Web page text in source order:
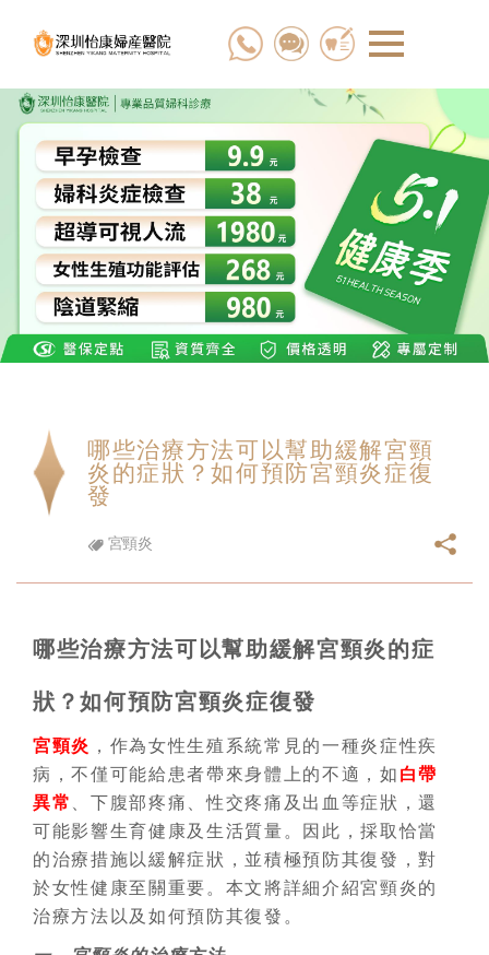
哪些治療方法可以幫助緩解宮頸
炎的症狀？如何預防宮頸炎症復
發
宮頸炎
哪些治療方法可以幫助緩解宮頸炎的症
狀？如何預防宮頸炎症復發
宮頸炎 ，作為女性生殖系統常見的一種炎症性疾
病，不僅可能給患者帶來身體上的不適，如 白帶
異常
、下腹部疼痛、性交疼痛及出血等症狀，還
可能影響生育健康及生活質量。因此，採取恰當
的治療措施以緩解症狀，並積極預防其復發，對
於女性健康至關重要。本文將詳細介紹宮頸炎的
治療方法以及如何預防其復發。